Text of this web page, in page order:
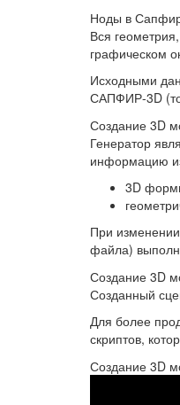
Ноды в
Вся
графическом
Исходными
САПФИР-3D
Создание 3D
Генератор
информацию
3D
При
файла)
Создание 3D
Созданный
Для более
скриптов,
Создание 3D